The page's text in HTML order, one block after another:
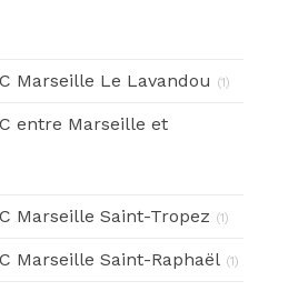
Marseille Le Lavandou (1)
entre Marseille et
Marseille Saint-Tropez (1)
Marseille Saint-Raphaël (1)